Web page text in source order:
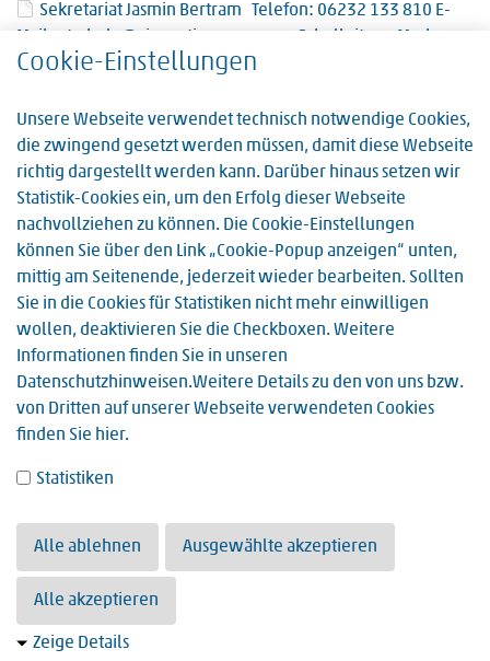
Sekretariat Jasmin Bertram Telefon: 06232 133 810 E-
Mail: ptschule@vincentius-speyer.eu Schulleitung Markus
Weber B.Sc. + M.Sc. Physiotherapie Telefon: 06232 133-810
58.Danke
Dankeschön: Vielen Dank, dass Sie sich die Zeit
genommen haben, unser Formular auszufüllen! Zur
Startseite
59.Ausbildungsmessen
Alle Ausbildungsmessen auf einen Blick zurück » 8 Mai
Integrierte Gesamtschule, Speyer Uhrzeit: 17.30 bis 20.30 »
16 Mai Agentur für Arbeit, Landau Uhrzeit: 12.00 bis 17.00 »
26…
60. Veranstaltung
Suchergebnisse 51 bis 60 von 403
« <
Cookie-Einstellungen
Unsere Webseite verwendet technisch notwendige Cookies,
die zwingend gesetzt werden müssen, damit diese Webseite
richtig dargestellt werden kann. Darüber hinaus setzen wir
Statistik-Cookies ein, um den Erfolg dieser Webseite
nachvollziehen zu können. Die Cookie-Einstellungen
können Sie über den Link „Cookie-Popup anzeigen“ unten,
mittig am Seitenende, jederzeit wieder bearbeiten. Sollten
Sie in die Cookies für Statistiken nicht mehr einwilligen
wollen, deaktivieren Sie die Checkboxen. Weitere
Informationen finden Sie in unseren
Datenschutzhinweisen.Weitere Details zu den von uns bzw.
von Dritten auf unserer Webseite verwendeten Cookies
finden Sie hier.
Statistiken
Alle ablehnen Ausgewählte akzeptieren
Alle akzeptieren
Zeige Details